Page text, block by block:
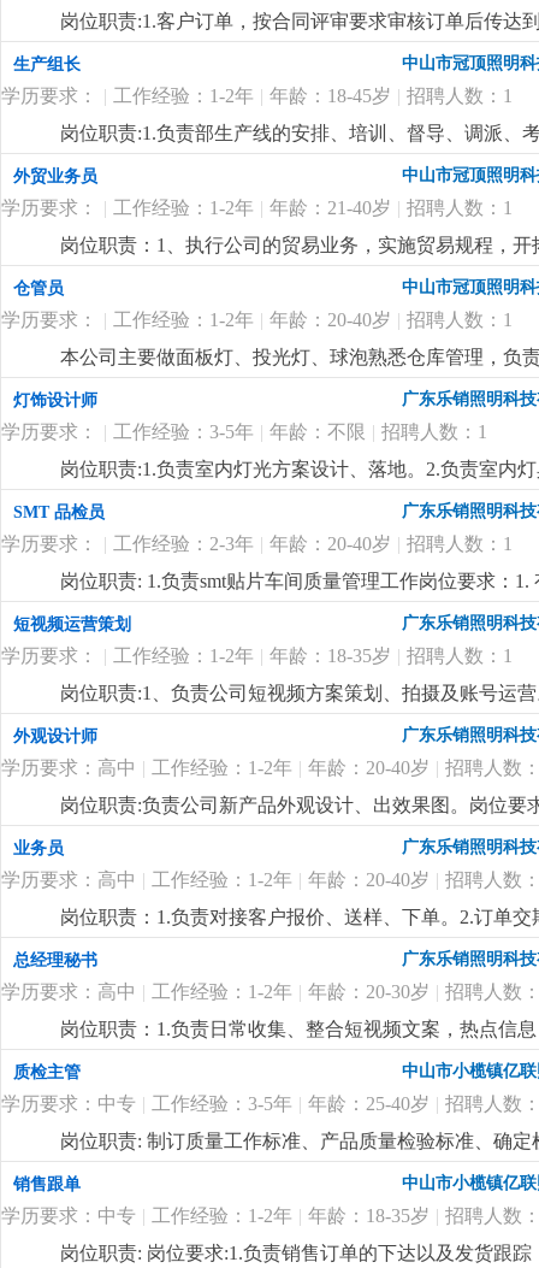
完成情况对其进行考核，向公司提交业务人员的奖惩建
实施各种促销、宣传活动。岗位要求:1.男性，18-45岁
作地点在国外，薪资10000+，具体的以面谈为准更详细...
岗位职责:1.客户订单，按合同评审要求审核订单后传达
2.根据生产部反馈信息掌握生产进度及欠料、品质问题
安排生产，跟踪样品进度及客户确认结果。安排送样、
知相关部门5.客户资信、客户订单、文件分发的整理和
记、初步处理、信息传递及处理结果跟踪7.经常与客户
wod等办公软件；。自制成品输入、输出月结及成品电
顾客满意度测量程序对客户满意度进行调查及汇总分析
守则外，心须遵守公司制定的工作守则，有违反守则的
优先考虑，男女不限2.英语能力四级以上3.有较好的沟
4.工作有条理，细致、认真、有责任心，办事严谨5.熟
文字撰写能力和较强的沟通协调以及语言表达能力7.上
生产组长 中山市冠顶照明
学历要求： | 工作经验：1-2年 | 年龄：18-45岁 | 招聘人数：1
岗位职责:1.负责部生产线的安排、培训、督导、调派、
掌握属员之心态与动向，及时反映属员之情况，并研拟
融入公司文化、热爱公司、热爱本行业、为公司创造效
生产任务、生产顺序及完成期限，产前说明并严格执行
况，调控好生产序次与进度，带领团队按时、保质、保
施且督导实施，确定指标产量并贯彻达成 4.负责安排人
中之自我品质控制及物料损耗有效管制之督导 6.负责品
报表之编制、审核、分析与呈报8.负责作业现场6s工作
位要求:1.1年以上生产现场管理工作经验,有电子产品生
质量控制及生产效率提升4.生产现场''6s‘管理 更详细 ...
外贸业务员 中山市冠顶照明
学历要求： | 工作经验：1-2年 | 年龄：21-40岁 | 招聘人数：1
岗位职责：1、执行公司的贸易业务，实施贸易规程，
同；3、负责生产跟踪、发货、现场监装；4、负责单证
6、业务相关资料的整理和归档；7、相关业务工作的汇
上.3、会计算机办公软件操作；4、热爱外贸销售工作
较强的事业心、团队合作精神和独立处事能力，勇于开
仓管员 中山市冠顶照明
学历要求： | 工作经验：1-2年 | 年龄：20-40岁 | 招聘人数：1
本公司主要做面板灯、投光灯、球泡熟悉仓库管理，负
灯饰设计师 广东乐销照明科
学历要求： | 工作经验：3-5年 | 年龄：不限 | 招聘人数：1
岗位职责:1.负责室内灯光方案设计、落地。2.负责室内
开发。岗位要求:1.3年以上室内照明设计经验，熟练使
台灯、壁灯、办公线条灯、洗墙灯等设计开发业务熟练
更详细...
SMT 品检员 广东乐销照明科
学历要求： | 工作经验：2-3年 | 年龄：20-40岁 | 招聘人数：1
岗位职责: 1.负责smt贴片车间质量管理工作岗位要求：
片、焊接、回流焊等核心流程，熟悉 smt 产品（pcb 板
错贴、漏贴、虚焊、连锡、元器件偏移、极性反置等常
备，显微镜、万用表、示波器、aoi（自动光学检测）
公司出粮准时，包吃、包住，绩效奖、年终奖，月休2天
短视频运营策划 广东乐销照明科
学历要求： | 工作经验：1-2年 | 年龄：18-35岁 | 招聘人数：1
岗位职责:1、负责公司短视频方案策划、拍摄及账号运
然流量。能独立运营和维护公司旗下抖音及其他短视频
曝光度和知名度。2、参与视频内容策划、选题、脚本
向，善于捕捉当下热门视频、热点事件，结合品牌特性
体验。5、1-3年新媒体运营经验，熟悉短视频平台运营
捉新事物，思想跳跃的应届毕业生也可！7、公司福利
年终奖等。
外观设计师 广东乐销照明科
学历要求：高中 | 工作经验：1-2年 | 年龄：20-40岁 | 招聘人数
岗位职责:负责公司新产品外观设计、出效果图。岗位要
的构思、创新能力。2.工作认真负责，有团队精神，服
议。
业务员 广东乐销照明科
学历要求：高中 | 工作经验：1-2年 | 年龄：20-40岁 | 招聘人数
岗位职责：1.负责对接客户报价、送样、下单。2.订单
时上门拜访客户，维系客户关系。任职要求：男,18-35
际、公关能力和抗压能力。公司客户资源稳定，待遇面
总经理秘书 广东乐销照明科
学历要求：高中 | 工作经验：1-2年 | 年龄：20-30岁 | 招聘人数
岗位职责：1.负责日常收集、整合短视频文案，热点信
司合作的短视频运营公司作为合格的拍摄文案。2.负责
要求18~30岁，熟练使用基础办公软件、会用ai软件找
收集能力，有较强的上进心和学习能力，服从安排。3.
绩效奖，社保，公费学习更详细...
质检主管 中山市小榄镇亿
学历要求：中专 | 工作经验：3-5年 | 年龄：25-40岁 | 招聘人数
岗位职责: 制订质量工作标准、产品质量检验标准、确
全过程的质量管理工作，对所承担的工作负责；岗位要
货、索赔等异常处理，组织相关部门调查、分析协调各
料、半成品、成品的抽检及产线上的操作工艺流程进行
领导交代的各项工作任务；更详细...
销售跟单 中山市小榄镇亿
学历要求：中专 | 工作经验：1-2年 | 年龄：18-35岁 | 招聘人数
岗位职责: 岗位要求:1.负责销售订单的下达以及发货跟